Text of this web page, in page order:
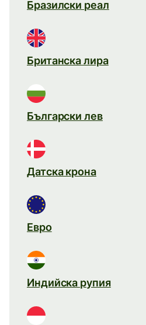
Бразилски реал
Британска лира
Български лев
Датска крона
Евро
Индийска рупия